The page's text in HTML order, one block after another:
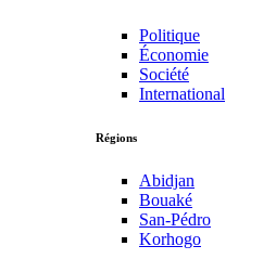
Politique
Économie
Société
International
Régions
Abidjan
Bouaké
San-Pédro
Korhogo